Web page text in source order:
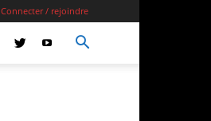
Connecter / rejoindre